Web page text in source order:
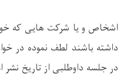
اشخاص و یا شرکت هایی که
داشته باشند لطف نموده در
در جلسه داوطلبی از تاریخ نشر